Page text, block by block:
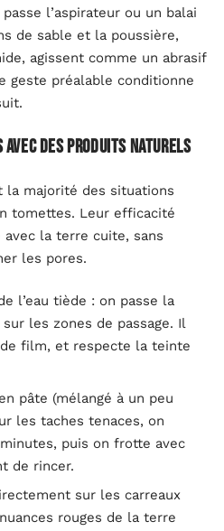
l’aspirateur ou un balai
de sable et la poussière,
agissent comme un abrasif
geste préalable conditionne
des produits naturels
la majorité des situations
tomettes. Leur efficacité
la terre cuite, sans
les pores.
l’eau tiède : on passe la
les zones de passage. Il
film, et respecte la teinte
pâte (mélangé à un peu
les taches tenaces, on
puis on frotte avec
de rincer.
sur les carreaux
rouges de la terre